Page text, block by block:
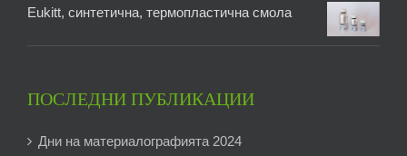
Eukitt, синтетична, термопластична смола
ПОСЛЕДНИ ПУБЛИКАЦИИ
Дни на материалографията 2024